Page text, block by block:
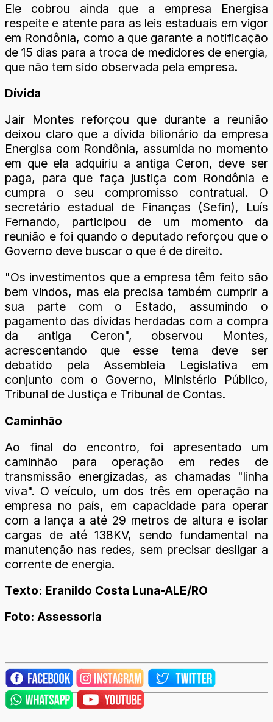
Ele cobrou ainda que a empresa Energisa
respeite e atente para as leis estaduais em vigor
em Rondônia, como a que garante a notificação
de 15 dias para a troca de medidores de energia,
que não tem sido observada pela empresa.
Dívida
Jair Montes reforçou que durante a reunião
deixou claro que a dívida bilionário da empresa
Energisa com Rondônia, assumida no momento
em que ela adquiriu a antiga Ceron, deve ser
paga, para que faça justiça com Rondônia e
cumpra o seu compromisso contratual. O
secretário estadual de Finanças (Sefin), Luís
Fernando, participou de um momento da
reunião e foi quando o deputado reforçou que o
Governo deve buscar o que é de direito.
"Os investimentos que a empresa têm feito são
bem vindos, mas ela precisa também cumprir a
sua parte com o Estado, assumindo o
pagamento das dívidas herdadas com a compra
da antiga Ceron", observou Montes,
acrescentando que esse tema deve ser
debatido pela Assembleia Legislativa em
conjunto com o Governo, Ministério Público,
Tribunal de Justiça e Tribunal de Contas.
Caminhão
Ao final do encontro, foi apresentado um
caminhão para operação em redes de
transmissão energizadas, as chamadas "linha
viva". O veículo, um dos três em operação na
empresa no país, em capacidade para operar
com a lança a até 29 metros de altura e isolar
cargas de até 138KV, sendo fundamental na
manutenção nas redes, sem precisar desligar a
corrente de energia.
Texto: Eranildo Costa Luna-ALE/RO
Foto: Assessoria